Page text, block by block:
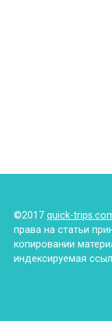
©2017 quick-
права на статьи
копировании
индексируемая